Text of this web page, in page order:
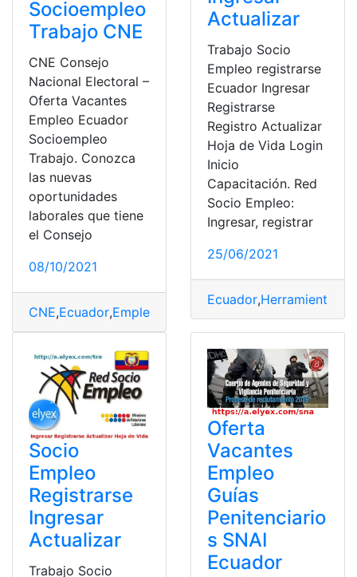
Socioempleo
Trabajo CNE
CNE Consejo
Nacional Electoral –
Oferta Vacantes
Empleo Ecuador
Socioempleo
Trabajo. Conozca
las nuevas
oportunidades
laborales que tiene
el Consejo
08/10/2021
CNE,Ecuador,Empleo Socio Empleo
Actualizar
Trabajo Socio
Empleo registrarse
Ecuador Ingresar
Registrarse
Registro Actualizar
Hoja de Vida Login
Inicio
Capacitación. Red
Socio Empleo:
Ingresar, registrar
25/06/2021
Ecuador,Herramientas
Socio
Empleo
Registrarse
Ingresar
Actualizar
Trabajo Socio
Oferta
Vacantes
Empleo
Guías
Penitenciario
s SNAI
Ecuador